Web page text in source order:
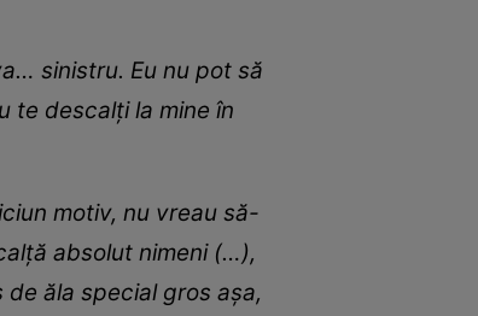
sinistru. Eu nu pot să
te descalți la mine în
motiv, nu vreau să-
absolut nimeni (…),
ăla special gros așa,